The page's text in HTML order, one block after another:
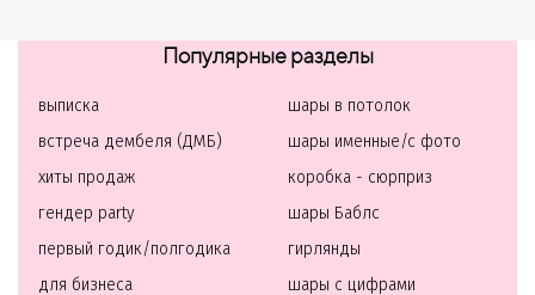
Популярные разделы
выписка
встреча дембеля (ДМБ)
хиты продаж
гендер party
первый годик/полгодика
для бизнеса
шары в потолок
шары именные/с фото
коробка - сюрприз
шары Баблс
гирлянды
шары с цифрами